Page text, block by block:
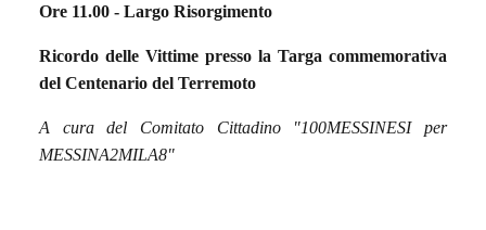
Ore 11.00 - Largo Risorgimento
Ricordo delle Vittime presso la Targa commemorativa
del Centenario del Terremoto
A cura del Comitato Cittadino "100MESSINESI per
MESSINA2MILA8"